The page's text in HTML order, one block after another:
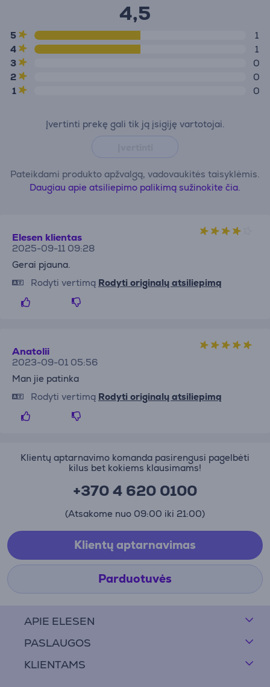
4,5
5
1
4
1
3
0
2
0
1
0
Įvertinti prekę gali tik ją įsigiję vartotojai.
Pateikdami produkto apžvalgą, vadovaukitės taisyklėmis.
Daugiau apie atsiliepimo palikimą sužinokite čia.
Elesen klientas
2025-09-11 09:28
Gerai pjauna.
Rodyti vertimą Rodyti originalų atsiliepimą
Anatolii
2023-09-01 05:56
Man jie patinka
Rodyti vertimą Rodyti originalų atsiliepimą
APIE ELESEN
PASLAUGOS
KLIENTAMS
Klientų aptarnavimo komanda pasirengusi pagelbėti
kilus bet kokiems klausimams!
+370 4 620 0100
(Atsakome nuo 09:00 iki 21:00)
Klientų aptarnavimas
Parduotuvės